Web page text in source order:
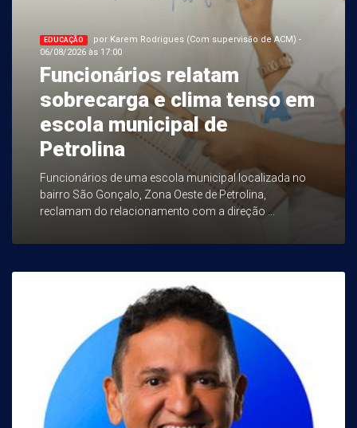
EDUCAÇÃO
por Karem Rodrigues (Com supervisão de ACM) -
06/08/2026 às 17:00
Funcionários relatam
sobrecarga e clima tenso em
escola municipal de
Petrolina
Funcionários de uma escola municipal localizada no
bairro São Gonçalo, Zona Oeste de Petrolina,
reclamam do relacionamento com a direção ...